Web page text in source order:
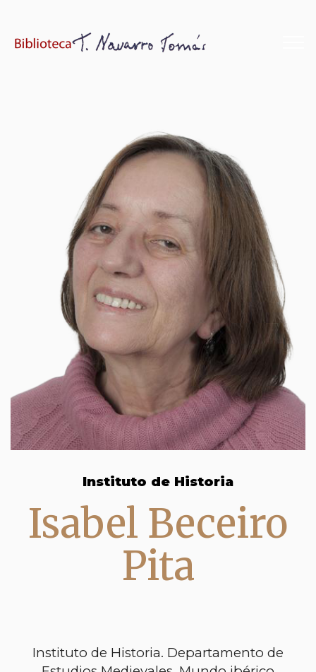
Instituto de Historia
Isabel Beceiro
Pita
Instituto de Historia. Departamento de